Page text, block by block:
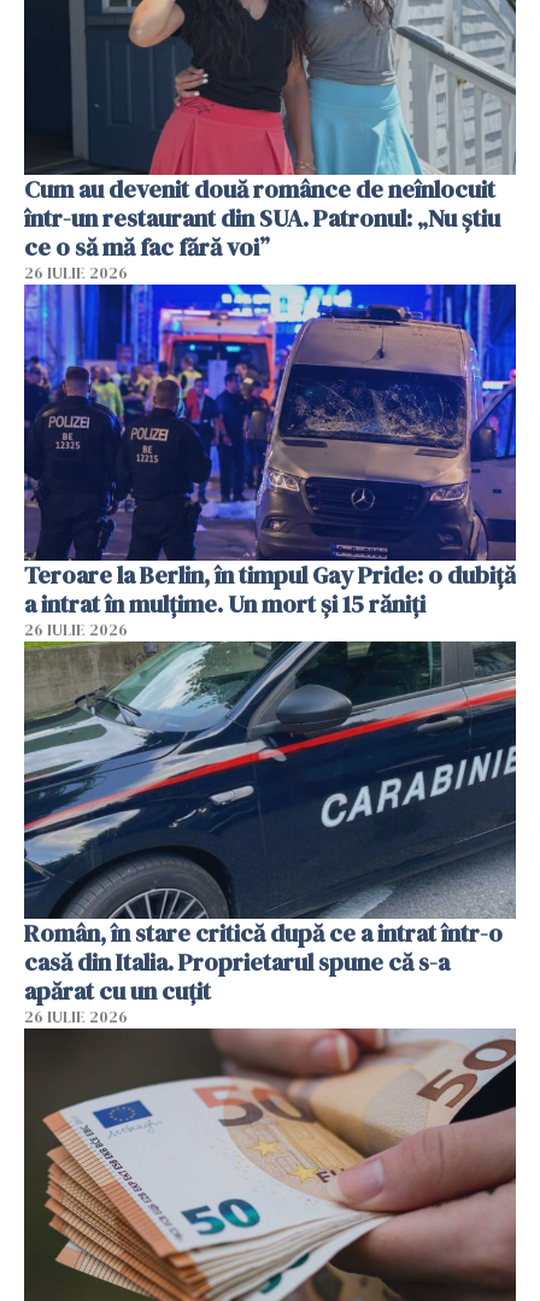
Cum au devenit două românce de neînlocuit
într-un restaurant din SUA. Patronul: „Nu știu
ce o să mă fac fără voi”
26 IULIE 2026
Teroare la Berlin, în timpul Gay Pride: o dubiță
a intrat în mulțime. Un mort și 15 răniți
26 IULIE 2026
Român, în stare critică după ce a intrat într-o
casă din Italia. Proprietarul spune că s-a
apărat cu un cuțit
26 IULIE 2026